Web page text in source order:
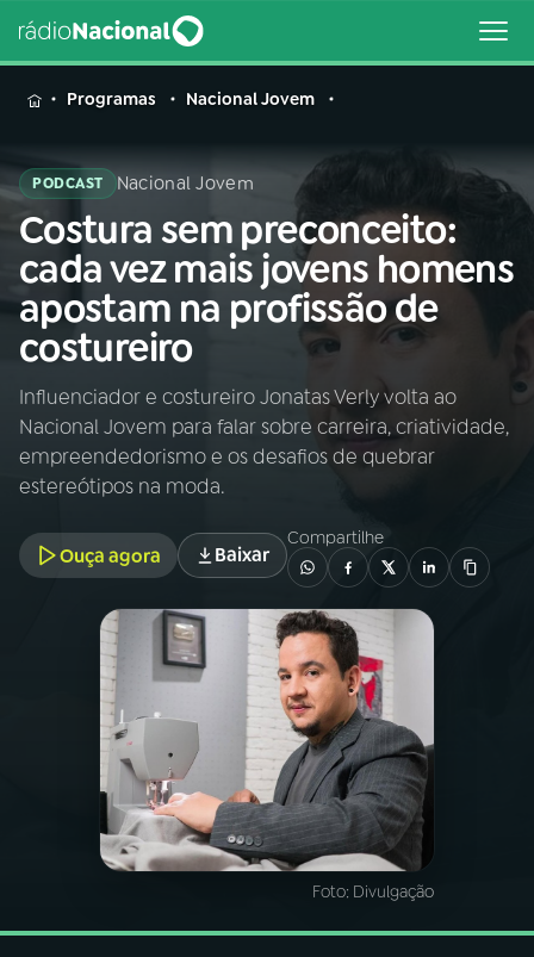
MENU
Buscar
na
Rádio
Nacional
Buscar
01INÍCIO
PROGRAMAS
PODCASTS
VIDEOCASTS
Programas Nacional Jovem
PODCAST Nacional Jovem
Costura sem preconceito:
cada vez mais jovens homens
apostam na profissão de
costureiro
Influenciador e costureiro Jonatas Verly volta ao
Nacional Jovem para falar sobre carreira, criatividade,
empreendedorismo e os desafios de quebrar
estereótipos na moda.
Ouça agora Baixar
Compartilhe
Foto: Divulgação